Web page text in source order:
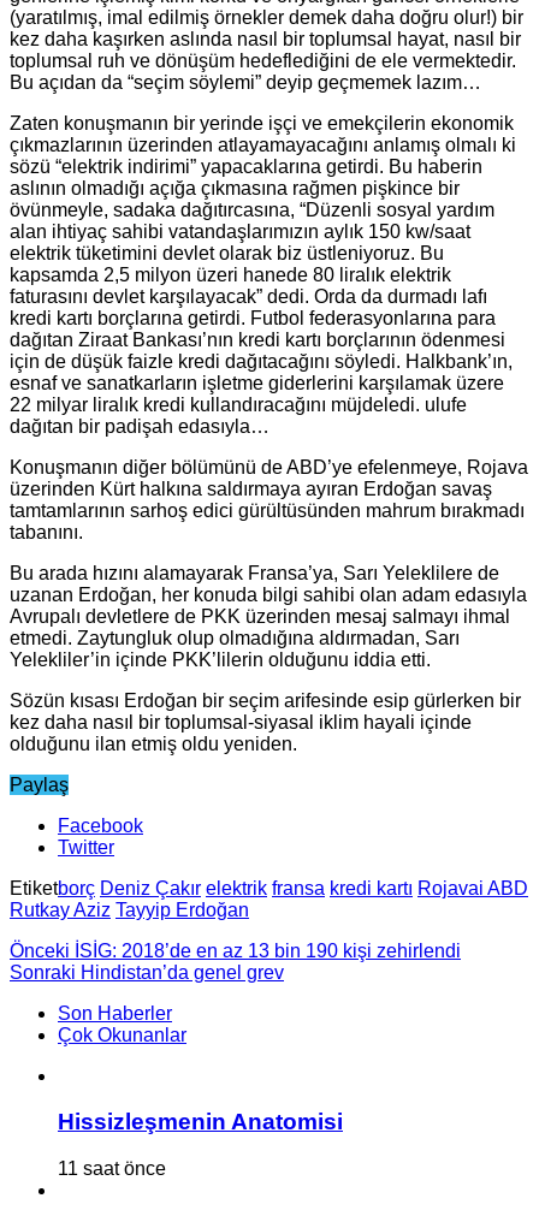
(yaratılmış, imal edilmiş örnekler demek daha doğru olur!) bir
kez daha kaşırken aslında nasıl bir toplumsal hayat, nasıl bir
toplumsal ruh ve dönüşüm hedeflediğini de ele vermektedir.
Bu açıdan da “seçim söylemi” deyip geçmemek lazım…
Zaten konuşmanın bir yerinde işçi ve emekçilerin ekonomik
çıkmazlarının üzerinden atlayamayacağını anlamış olmalı ki
sözü “elektrik indirimi” yapacaklarına getirdi. Bu haberin
aslının olmadığı açığa çıkmasına rağmen pişkince bir
övünmeyle, sadaka dağıtırcasına, “Düzenli sosyal yardım
alan ihtiyaç sahibi vatandaşlarımızın aylık 150 kw/saat
elektrik tüketimini devlet olarak biz üstleniyoruz. Bu
kapsamda 2,5 milyon üzeri hanede 80 liralık elektrik
faturasını devlet karşılayacak” dedi. Orda da durmadı lafı
kredi kartı borçlarına getirdi. Futbol federasyonlarına para
dağıtan Ziraat Bankası’nın kredi kartı borçlarının ödenmesi
için de düşük faizle kredi dağıtacağını söyledi. Halkbank’ın,
esnaf ve sanatkarların işletme giderlerini karşılamak üzere
22 milyar liralık kredi kullandıracağını müjdeledi. ulufe
dağıtan bir padişah edasıyla…
Konuşmanın diğer bölümünü de ABD’ye efelenmeye, Rojava
üzerinden Kürt halkına saldırmaya ayıran Erdoğan savaş
tamtamlarının sarhoş edici gürültüsünden mahrum bırakmadı
tabanını.
Bu arada hızını alamayarak Fransa’ya, Sarı Yeleklilere de
uzanan Erdoğan, her konuda bilgi sahibi olan adam edasıyla
Avrupalı devletlere de PKK üzerinden mesaj salmayı ihmal
etmedi. Zaytungluk olup olmadığına aldırmadan, Sarı
Yelekliler’in içinde PKK’lilerin olduğunu iddia etti.
Sözün kısası Erdoğan bir seçim arifesinde esip gürlerken bir
kez daha nasıl bir toplumsal-siyasal iklim hayali içinde
olduğunu ilan etmiş oldu yeniden.
Paylaş
Facebook
Twitter
Etiketborç Deniz Çakır elektrik fransa kredi kartı Rojavai ABD
Rutkay Aziz Tayyip Erdoğan
Önceki İSİG: 2018’de en az 13 bin 190 kişi zehirlendi
Sonraki Hindistan’da genel grev
Son Haberler
Çok Okunanlar
Hissizleşmenin Anatomisi
11 saat önce